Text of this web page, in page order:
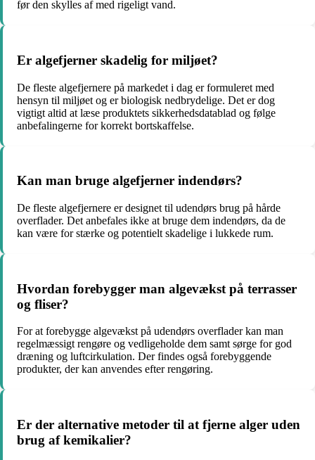
før den skylles af med rigeligt vand.
Er algefjerner skadelig for miljøet?
De fleste algefjernere på markedet i dag er formuleret med
hensyn til miljøet og er biologisk nedbrydelige. Det er dog
vigtigt altid at læse produktets sikkerhedsdatablad og følge
anbefalingerne for korrekt bortskaffelse.
Kan man bruge algefjerner indendørs?
De fleste algefjernere er designet til udendørs brug på hårde
overflader. Det anbefales ikke at bruge dem indendørs, da de
kan være for stærke og potentielt skadelige i lukkede rum.
Hvordan forebygger man algevækst på terrasser
og fliser?
For at forebygge algevækst på udendørs overflader kan man
regelmæssigt rengøre og vedligeholde dem samt sørge for god
dræning og luftcirkulation. Der findes også forebyggende
produkter, der kan anvendes efter rengøring.
Er der alternative metoder til at fjerne alger uden
brug af kemikalier?